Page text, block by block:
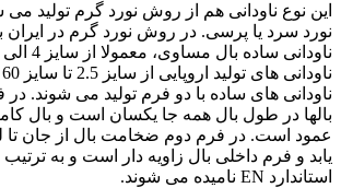
این نوع ناودانی هم از روش نورد گرم تولید
نورد سرد یا پرسی. در روش نورد گرم در ایران
ناودانی های ساده با دو فرم تولید می شوند.
بالها در طول بال همه جا یکسان است و بال
عمود است. در فرم دوم ضخامت بال از جان تا
استاندارد EN نامیده می شوند.